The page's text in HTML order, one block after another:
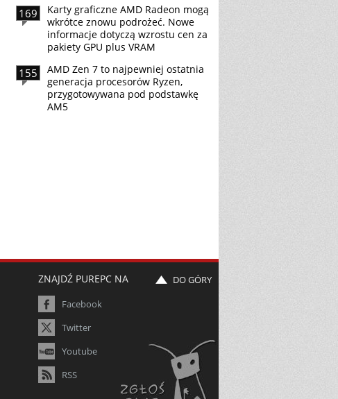
169
Karty graficzne AMD Radeon mogą
wkrótce znowu podrożeć. Nowe
informacje dotyczą wzrostu cen za
pakiety GPU plus VRAM
155
AMD Zen 7 to najpewniej ostatnia
generacja procesorów Ryzen,
przygotowywana pod podstawkę
AM5
ZNAJDŹ PUREPC NA
Facebook
Twitter
Youtube
RSS
DO GÓRY